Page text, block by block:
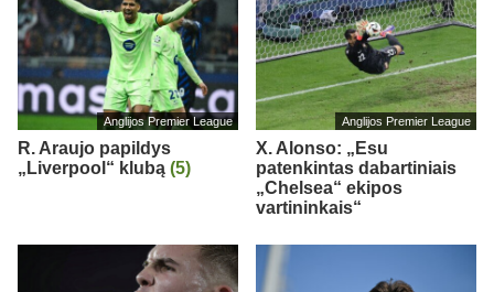
Anglijos Premier League
R. Araujo papildys
„Liverpool“ klubą (5)
Anglijos Premier League
X. Alonso: „Esu
patenkintas dabartiniais
„Chelsea“ ekipos
vartininkais“